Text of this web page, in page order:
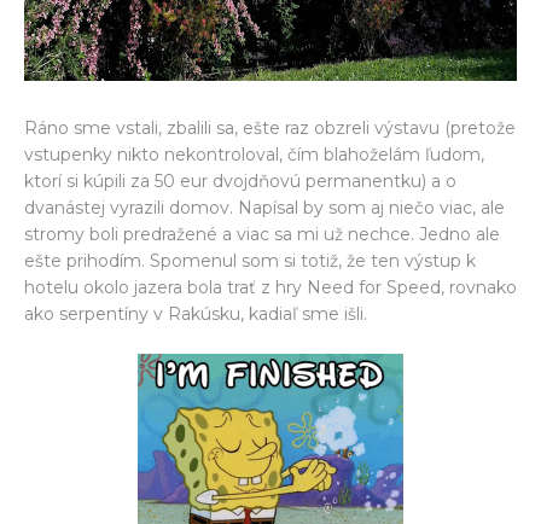
Ráno sme vstali, zbalili sa, ešte raz obzreli výstavu (pretože
vstupenky nikto nekontroloval, čím blahoželám ľudom,
ktorí si kúpili za 50 eur dvojdňovú permanentku) a o
dvanástej vyrazili domov. Napísal by som aj niečo viac, ale
stromy boli predražené a viac sa mi už nechce. Jedno ale
ešte prihodím. Spomenul som si totiž, že ten výstup k
hotelu okolo jazera bola trať z hry Need for Speed, rovnako
ako serpentíny v Rakúsku, kadiaľ sme išli.